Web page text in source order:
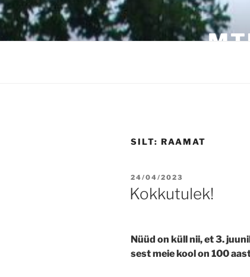
Skip
to
content
SILT: RAAMAT
POSTED
ON
24/04/2023
Kokkutulek!
Nüüd on küll nii, et 3.
sest meie kool on 100